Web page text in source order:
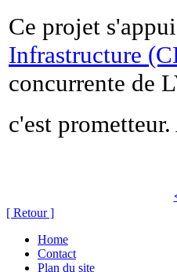
Ce projet
Infrastructure
concurrente de
c'est
[ Retour ]
Home
Contact
Plan du site